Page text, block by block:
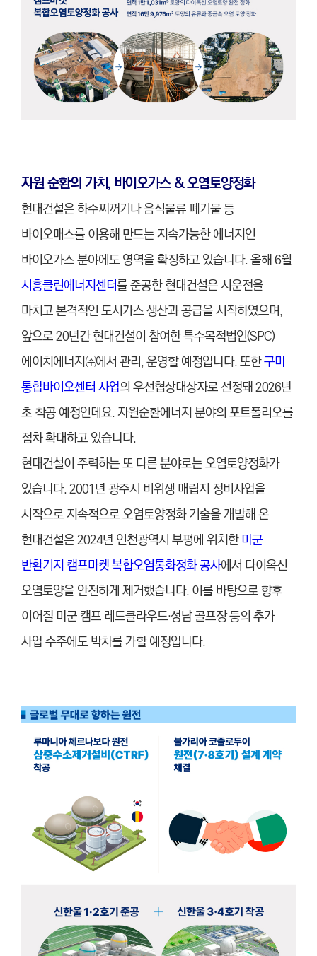
자원 순환의 가치, 바이오가스 & 오염토양정화
현대건설은 하수찌꺼기나 음식물류 폐기물 등
바이오매스를 이용해 만드는 지속가능한 에너지인
바이오가스 분야에도 영역을 확장하고 있습니다. 올해 6월
시흥클린에너지센터를 준공한 현대건설은 시운전을
마치고 본격적인 도시가스 생산과 공급을 시작하였으며,
앞으로 20년간 현대건설이 참여한 특수목적법인(SPC)
에이치에너지㈜에서 관리, 운영할 예정입니다. 또한구미
통합바이오센터 사업의 우선협상대상자로 선정돼 2026년
초 착공 예정인데요. 자원순환에너지 분야의 포트폴리오를
점차 확대하고 있습니다.
현대건설이 주력하는 또 다른 분야로는 오염토양정화가
있습니다. 2001년 광주시 비위생 매립지 정비사업을
시작으로 지속적으로 오염토양정화 기술을 개발해 온
현대건설은 2024년 인천광역시 부평에 위치한미군
반환기지 캠프마켓 복합오염통화정화 공사에서 다이옥신
오염토양을 안전하게 제거했습니다. 이를 바탕으로 향후
이어질 미군 캠프 레드클라우드·성남 골프장 등의 추가
사업 수주에도 박차를 가할 예정입니다.